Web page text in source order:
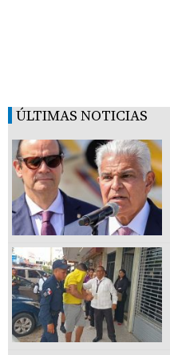
ÚLTIMAS NOTICIAS